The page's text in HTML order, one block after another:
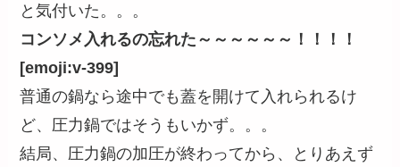
と気付いた。。。
コンソメ入れるの忘れた～～～～～～！！！！
[emoji:v-399]
普通の鍋なら途中でも蓋を開けて入れられるけ
ど、圧力鍋ではそうもいかず。。。
結局、圧力鍋の加圧が終わってから、とりあえず